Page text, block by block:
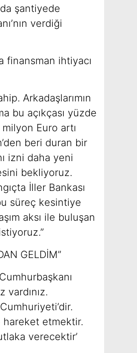
şantiyede
verdiği
finansman ihtiyacı
Arkadaşlarımın
bu açıkçası yüzde
Euro artı
beri duran bir
izni daha yeni
bekliyoruz.
İller Bankası
süreç kesintiye
aksı ile buluşan
GELDİM”
vardınız.
hareket etmektir.
verecektir’